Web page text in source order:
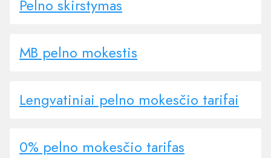
Pelno skirstymas
MB pelno mokestis
Lengvatiniai pelno mokesčio tarifai
0% pelno mokesčio tarifas